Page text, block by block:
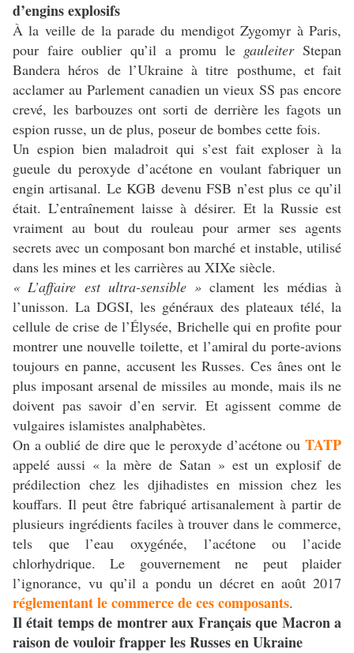
d’engins explosifs
À la veille de la parade du mendigot Zygomyr à Paris,
pour faire oublier qu’il a promu le gauleiterStepan
Bandera héros de l’Ukraine à titre posthume, et fait
acclamer au Parlement canadien un vieux SS pas encore
crevé, les barbouzes ont sorti de derrière les fagots un
espion russe, un de plus, poseur de bombes cette fois.
Un espion bien maladroit qui s’est fait exploser à la
gueule du peroxyde d’acétone en voulant fabriquer un
engin artisanal. Le KGB devenu FSB n’est plus ce qu’il
était. L’entraînement laisse à désirer. Et la Russie est
vraiment au bout du rouleau pour armer ses agents
secrets avec un composant bon marché et instable, utilisé
dans les mines et les carrières au XIXe siècle.
« L’affaire est ultra-sensible »clament les médias à
l’unisson. La DGSI, les généraux des plateaux télé, la
cellule de crise de l’Élysée, Brichelle qui en profite pour
montrer une nouvelle toilette, et l’amiral du porte-avions
toujours en panne, accusent les Russes. Ces ânes ont le
plus imposant arsenal de missiles au monde, mais ils ne
doivent pas savoir d’en servir. Et agissent comme de
vulgaires islamistes analphabètes.
On a oublié de dire que le peroxyde d’acétone ou TATP
appelé aussi « la mère de Satan » est un explosif de
prédilection chez les djihadistes en mission chez les
kouffars. Il peut être fabriqué artisanalement à partir de
plusieurs ingrédients faciles à trouver dans le commerce,
tels que l’eau oxygénée, l’acétone ou l’acide
chlorhydrique. Le gouvernement ne peut plaider
l’ignorance, vu qu’il a pondu un décret en août 2017
réglementant le commerce de ces composants.
Il était temps de montrer aux Français que Macron a
raison de vouloir frapper les Russes en Ukraine